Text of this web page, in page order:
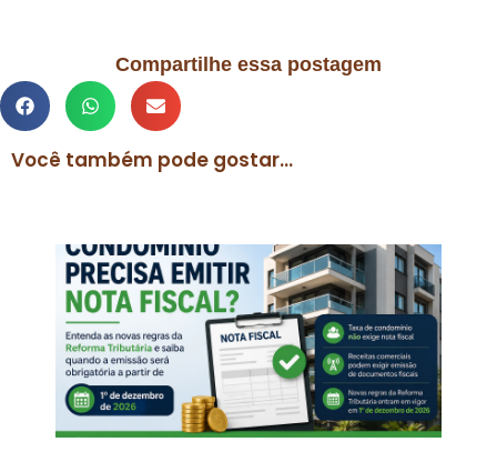
Compartilhe essa postagem
Você também pode gostar...